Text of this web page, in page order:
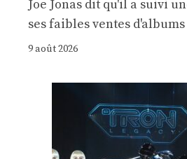
Joe Jonas dit qu'il a suivi
ses faibles ventes d'albums
9 août 2026